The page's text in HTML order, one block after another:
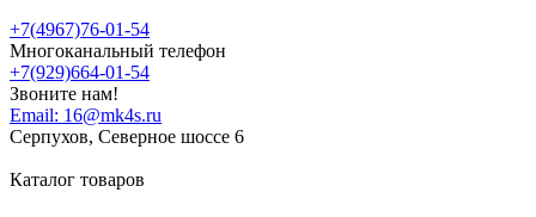
+7(4967)76-01-54
Многоканальный телефон
+7(929)664-01-54
Звоните нам!
Email: 16@mk4s.ru
Серпухов, Северное шоссе 6
Каталог товаров